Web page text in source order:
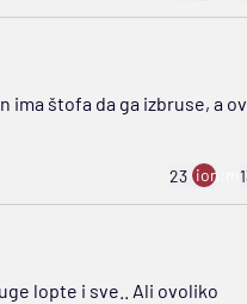
ima štofa da ga izbruse, a
23
lopte i sve.. Ali ovoliko